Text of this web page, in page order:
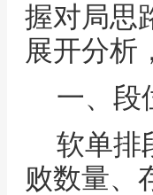
握对局思
展开分析
一、段
软单排
败数量、